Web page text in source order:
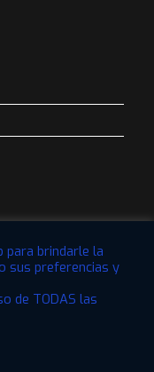
derechos reservados. |
para brindarle la
sus preferencias y
de TODAS las